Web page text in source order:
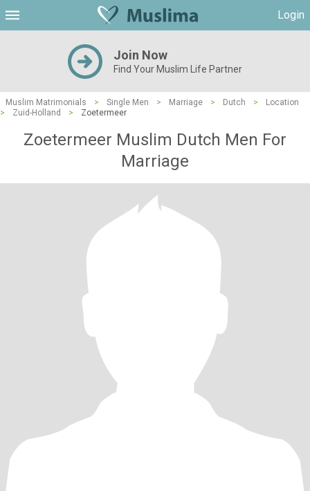
Login
Join Now
Find Your Muslim Life Partner
Muslim Matrimonials > Single Men > Marriage > Dutch >
Location
>
Zuid-Holland > Zoetermeer
Zoetermeer Muslim Dutch Men For
Marriage